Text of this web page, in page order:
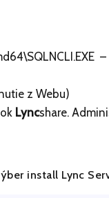
–
z Webu)
Lyncshare.
install Lync